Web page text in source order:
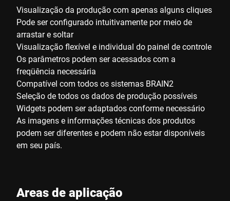
Visualização da produção com apenas alguns cliques
Pode ser configurado intuitivamente por meio de
arrastar e soltar
Visualização flexível e individual do painel de controle
Os parâmetros podem ser acessados com a
freqüência necessária
Compatível com todos os sistemas BRAIN2
Seleção de todos os dados de produção possíveis
Widgets podem ser adaptados conforme necessário
As imagens e informações técnicas dos produtos
podem ser diferentes e podem não estar disponíveis
em seu país.
Areas de aplicação